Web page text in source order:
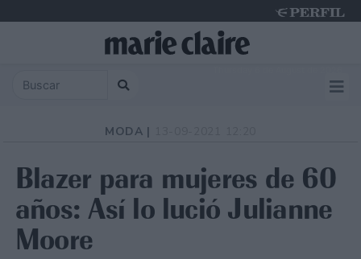
MODA |
Blazer para mujeres de 60
años: Así lo lució Julianne
Moore